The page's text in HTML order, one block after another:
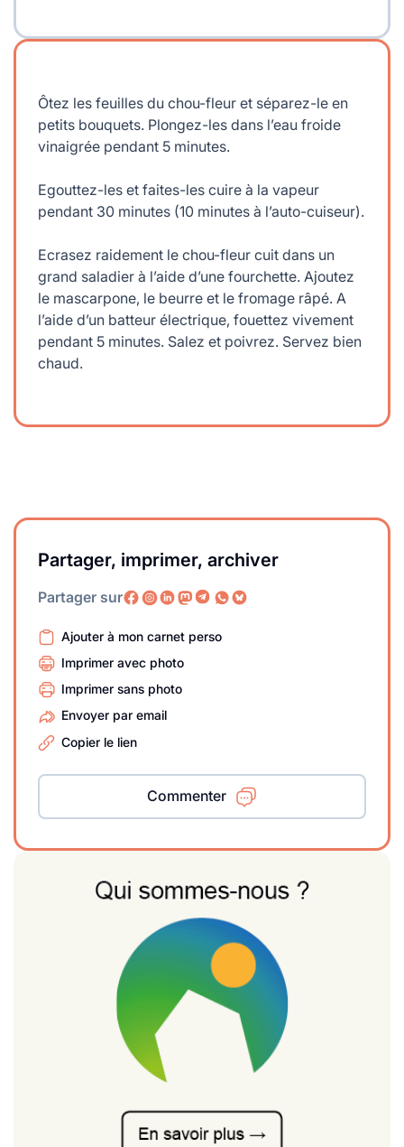
Ôtez les feuilles du chou-fleur et séparez-le en
petits bouquets. Plongez-les dans l’eau froide
vinaigrée pendant 5 minutes.
Egouttez-les et faites-les cuire à la vapeur
pendant 30 minutes (10 minutes à l’auto-cuiseur).
Ecrasez raidement le chou-fleur cuit dans un
grand saladier à l’aide d’une fourchette. Ajoutez
le mascarpone, le beurre et le fromage râpé. A
l’aide d’un batteur électrique, fouettez vivement
pendant 5 minutes. Salez et poivrez. Servez bien
chaud.
Partager, imprimer, archiver
Partager sur
Ajouter à mon carnet perso
Imprimer avec photo
Imprimer sans photo
Envoyer par email
Copier le lien
Commenter